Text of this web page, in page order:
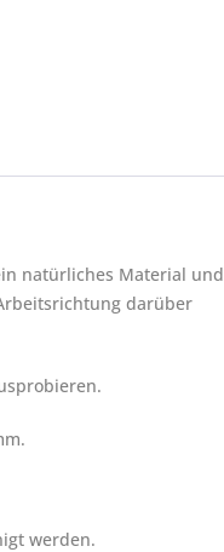
natürliches Material und
darüber
werden.